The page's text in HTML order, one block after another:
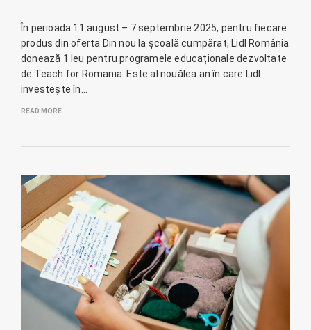
În perioada 11 august – 7 septembrie 2025, pentru fiecare
produs din oferta Din nou la școală cumpărat, Lidl România
donează 1 leu pentru programele educaționale dezvoltate
de Teach for Romania. Este al nouălea an în care Lidl
investește în…
READ MORE